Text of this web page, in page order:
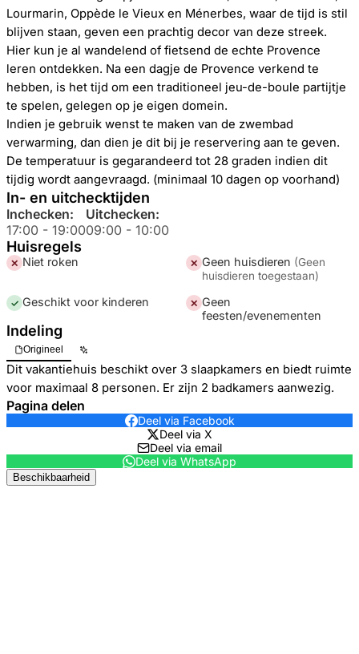
Lourmarin, Oppède le Vieux en Ménerbes, waar de tijd is stil
blijven staan, geven een prachtig decor van deze streek.
Hier kun je al wandelend of fietsend de echte Provence
leren ontdekken. Na een dagje de Provence verkend te
hebben, is het tijd om een traditioneel jeu-de-boule partijtje
te spelen, gelegen op je eigen domein.
Indien je gebruik wenst te maken van de zwembad
verwarming, dan dien je dit bij je reservering aan te geven.
De temperatuur is gegarandeerd tot 28 graden indien dit
tijdig wordt aangevraagd. (minimaal 10 dagen op voorhand)
In- en uitchecktijden
Inchecken:
17:00 - 19:00
Uitchecken:
09:00 - 10:00
Huisregels
✕ Niet roken ✕ Geen huisdieren (Geen
huisdieren toegestaan)
✓ Geschikt voor kinderen ✕ Geen
feesten/evenementen
Indeling
Origineel
Dit vakantiehuis beschikt over 3 slaapkamers en biedt ruimte
voor maximaal 8 personen. Er zijn 2 badkamers aanwezig.
Pagina delen
Deel via Facebook
Deel via X
Deel via email
Deel via WhatsApp
Beschikbaarheid